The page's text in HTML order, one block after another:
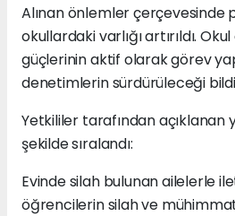
Alınan önlemler çerçevesinde
okullardaki varlığı artırıldı.
güçlerinin aktif olarak görev
denetimlerin sürdürüleceği
Yetkililer tarafından açıklanan
şekilde sıralandı:
Evinde silah bulunan ailelerle
öğrencilerin silah ve